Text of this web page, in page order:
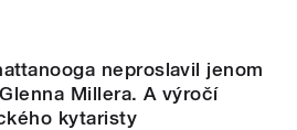
neproslavil jenom
Millera. A výročí
kytaristy